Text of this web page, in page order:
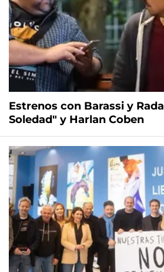
Estrenos con Barassi y
Soledad" y Harlan Coben